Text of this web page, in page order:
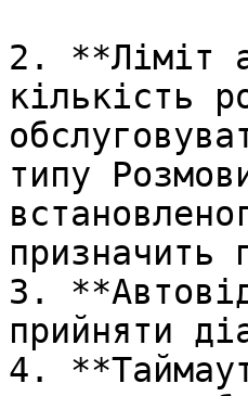
2. **Ліміт
кількість
типу
призначить
3.
прийняти
4.